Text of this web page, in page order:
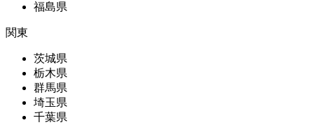
福島県
関東
茨城県
栃木県
群馬県
埼玉県
千葉県